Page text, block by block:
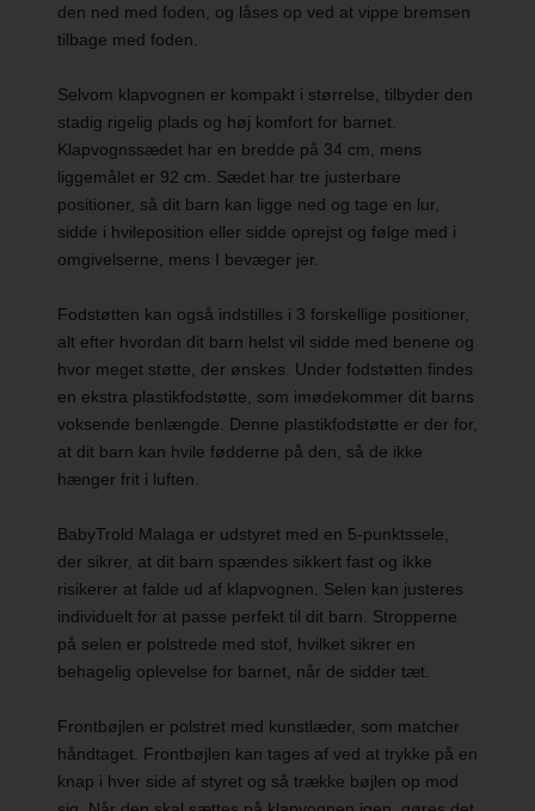
den ned med foden, og låses op ved at vippe bremsen
tilbage med foden.
Selvom klapvognen er kompakt i størrelse, tilbyder den
stadig rigelig plads og høj komfort for barnet.
Klapvognssædet har en bredde på 34 cm, mens
liggemålet er 92 cm. Sædet har tre justerbare
positioner, så dit barn kan ligge ned og tage en lur,
sidde i hvileposition eller sidde oprejst og følge med i
omgivelserne, mens I bevæger jer.
Fodstøtten kan også indstilles i 3 forskellige positioner,
alt efter hvordan dit barn helst vil sidde med benene og
hvor meget støtte, der ønskes. Under fodstøtten findes
en ekstra plastikfodstøtte, som imødekommer dit barns
voksende benlængde. Denne plastikfodstøtte er der for,
at dit barn kan hvile fødderne på den, så de ikke
hænger frit i luften.
BabyTrold Malaga er udstyret med en 5-punktssele,
der sikrer, at dit barn spændes sikkert fast og ikke
risikerer at falde ud af klapvognen. Selen kan justeres
individuelt for at passe perfekt til dit barn. Stropperne
på selen er polstrede med stof, hvilket sikrer en
behagelig oplevelse for barnet, når de sidder tæt.
Frontbøjlen er polstret med kunstlæder, som matcher
håndtaget. Frontbøjlen kan tages af ved at trykke på en
knap i hver side af styret og så trække bøjlen op mod